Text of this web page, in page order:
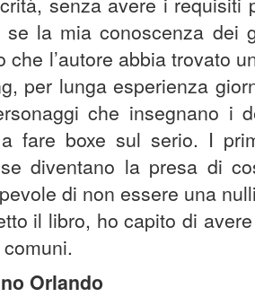
se la mia conoscenza dei
che l’autore abbia trovato
per lunga esperienza
che insegnano i
fare boxe sul serio. I
diventano la presa di
di non essere una
il libro, ho capito di
Orlando